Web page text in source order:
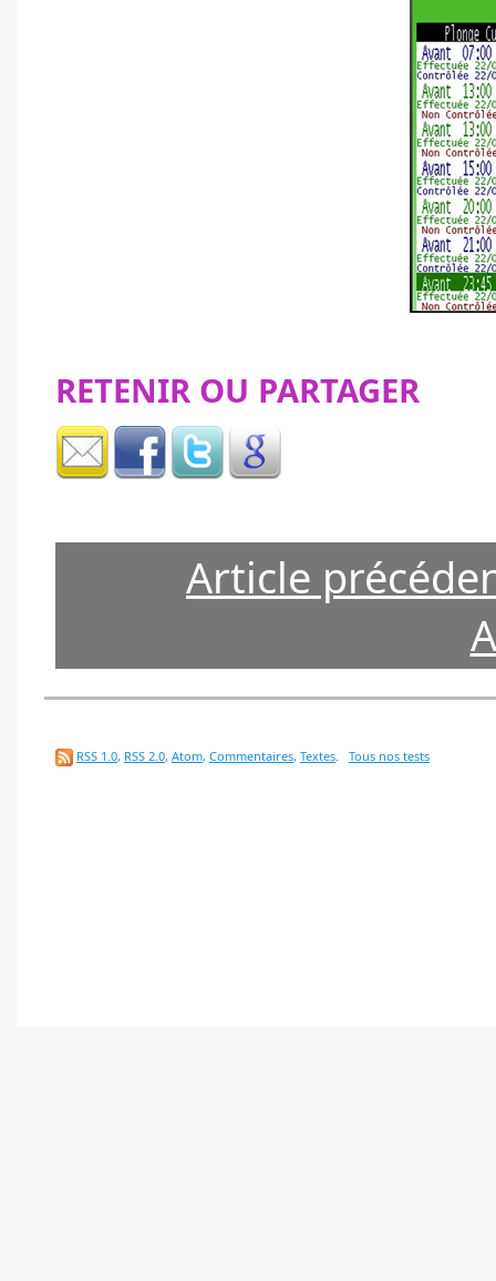
RETENIR OU PARTAGER
Article
RSS 1.0, RSS 2.0, Atom, Commentaires, Textes. Tous nos tests